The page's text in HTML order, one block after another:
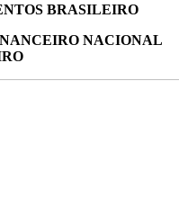
BRASILEIRO
NACIONAL